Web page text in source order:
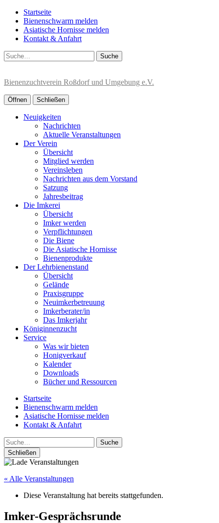
Startseite
Bienenschwarm melden
Asiatische Hornisse melden
Kontakt & Anfahrt
Suche
Bienenzuchtverein Roßdorf und Umgebung e.V.
Öffnen Schließen
Neuigkeiten
Nachrichten
Aktuelle Veranstaltungen
Der Verein
Übersicht
Mitglied werden
Vereinsleben
Nachrichten aus dem Vorstand
Satzung
Jahresbeitrag
Die Imkerei
Übersicht
Imker werden
Verpflichtungen
Die Biene
Die Asiatische Hornisse
Bienenprodukte
Der Lehrbienenstand
Übersicht
Gelände
Praxisgruppe
Neuimkerbetreuung
Imkerberater/in
Das Imkerjahr
Königinnenzucht
Service
Was wir bieten
Honigverkauf
Kalender
Downloads
Bücher und Ressourcen
Startseite
Bienenschwarm melden
Asiatische Hornisse melden
Kontakt & Anfahrt
Suche
Schließen
« Alle Veranstaltungen
Diese Veranstaltung hat bereits stattgefunden.
Imker-Gesprächsrunde